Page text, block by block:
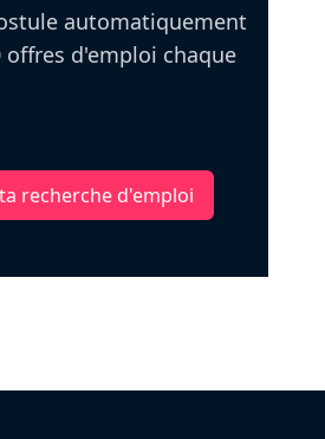
automatiquement
offres d'emploi chaque
recherche d'emploi